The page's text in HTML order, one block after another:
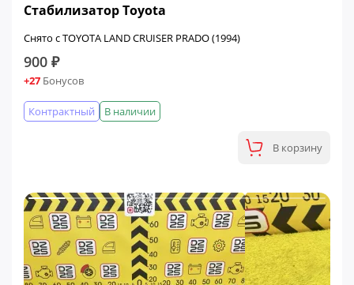
Стабилизатор Toyota
Снято с TOYOTA LAND CRUISER PRADO (1994)
900 ₽
+27 Бонусов
В наличии
Контрактный
В корзину